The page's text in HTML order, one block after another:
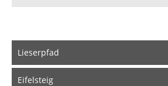
Lieserpfad
Eifelsteig